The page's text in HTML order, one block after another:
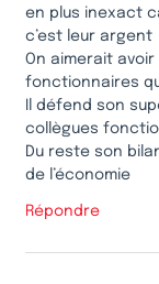
en plus inexact
c’est leur argent
On aimerait
fonctionnaires
Il défend son
collègues
Du reste son
de l’économie
Répondre